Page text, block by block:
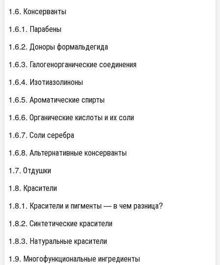
1.6. Консерванты
1.6.1. Парабены
1.6.2. Доноры формальдегида
1.6.3. Галогенорганические соединения
1.6.4. Изотиазолиноны
1.6.5. Ароматические спирты
1.6.6. Органические кислоты и их соли
1.6.7. Соли серебра
1.6.8. Альтернативные консерванты
1.7. Отдушки
1.8. Красители
1.8.1. Красители и пигменты — в чем разница?
1.8.2. Синтетические красители
1.8.3. Натуральные красители
1.9. Многофункциональные ингредиенты